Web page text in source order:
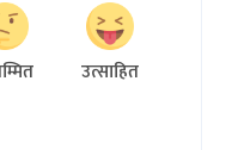
उत्साहित